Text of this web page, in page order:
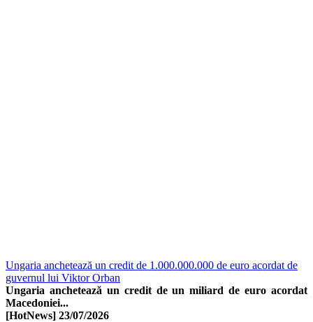
Ungaria anchetează un credit de 1.000.000.000 de euro acordat de
guvernul lui Viktor Orban
Ungaria anchetează un credit de un miliard de euro acordat
Macedoniei...
[HotNews] 23/07/2026